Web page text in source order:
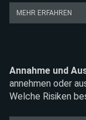
MEHR ERFAHREN
Annahme und
annehmen oder
Welche Risiken